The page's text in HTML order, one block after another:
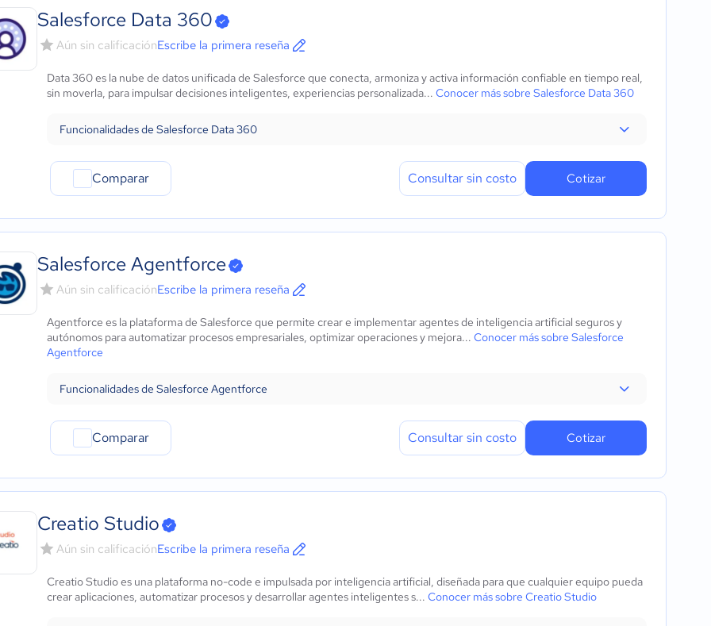
Salesforce Data 360
Aún sin calificaciónEscribe la primera reseña
Data 360 es la nube de datos unificada de Salesforce que conecta, armoniza y activa información confiable en tiempo real,
sin moverla, para impulsar decisiones inteligentes, experiencias personalizada... Conocer más sobre Salesforce Data 360
Funcionalidades de Salesforce Data 360
Comparar Consultar sin costo Cotizar
Salesforce Agentforce
Aún sin calificaciónEscribe la primera reseña
Agentforce es la plataforma de Salesforce que permite crear e implementar agentes de inteligencia artificial seguros y
autónomos para automatizar procesos empresariales, optimizar operaciones y mejora... Conocer más sobre Salesforce
Agentforce
Funcionalidades de Salesforce Agentforce
Comparar Consultar sin costo Cotizar
Creatio Studio
Aún sin calificaciónEscribe la primera reseña
Creatio Studio es una plataforma no-code e impulsada por inteligencia artificial, diseñada para que cualquier equipo pueda
crear aplicaciones, automatizar procesos y desarrollar agentes inteligentes s... Conocer más sobre Creatio Studio